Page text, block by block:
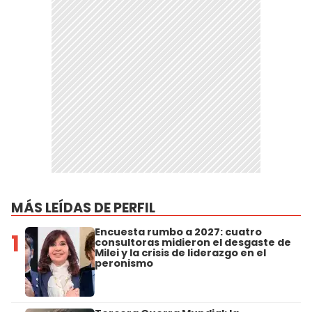
MÁS LEÍDAS DE PERFIL
1 Encuesta rumbo a 2027: cuatro
consultoras midieron el desgaste de
Milei y la crisis de liderazgo en el
peronismo